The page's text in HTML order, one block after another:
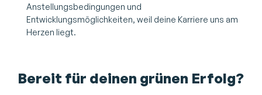
Anstellungsbedingungen und
Entwicklungsmöglichkeiten, weil deine Karriere uns am
Herzen liegt.
Bereit für deinen grünen Erfolg?